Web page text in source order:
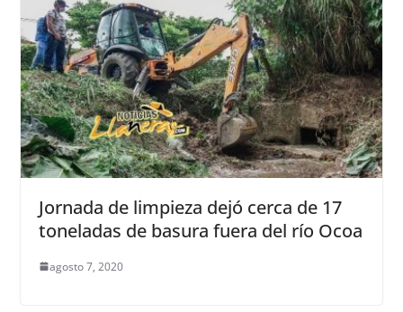
Jornada de limpieza dejó cerca de 17
toneladas de basura fuera del río Ocoa
agosto 7, 2020